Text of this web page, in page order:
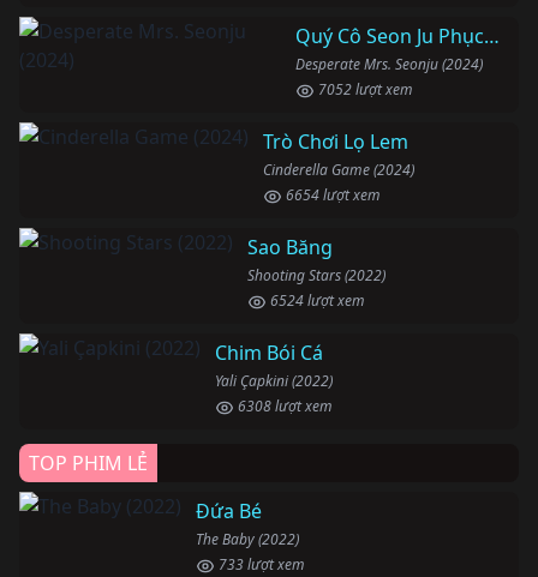
Quý Cô Seon Ju Phục Thù
Desperate Mrs. Seonju (2024)
7052 lượt xem
Trò Chơi Lọ Lem
Cinderella Game (2024)
6654 lượt xem
Sao Băng
Shooting Stars (2022)
6524 lượt xem
Chim Bói Cá
Yali Çapkini (2022)
6308 lượt xem
TOP PHIM LẺ
Đứa Bé
The Baby (2022)
733 lượt xem